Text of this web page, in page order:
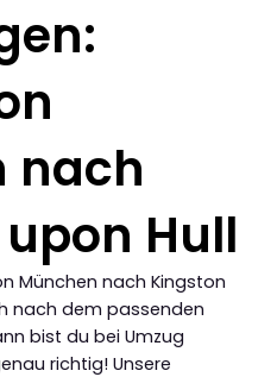
nach
Hull
München nach Kingston
nach dem passenden
bist du bei Umzug
richtig! Unsere